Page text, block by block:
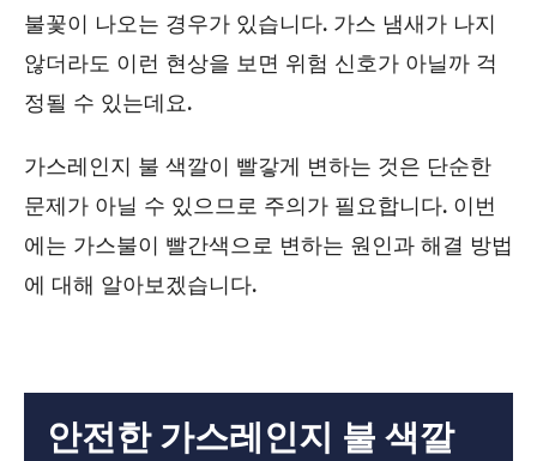
불꽃이 나오는 경우가 있습니다. 가스 냄새가 나지
않더라도 이런 현상을 보면 위험 신호가 아닐까 걱
정될 수 있는데요.
가스레인지 불 색깔이 빨갛게 변하는 것은 단순한
문제가 아닐 수 있으므로 주의가 필요합니다. 이번
에는 가스불이 빨간색으로 변하는 원인과 해결 방법
에 대해 알아보겠습니다.
안전한 가스레인지 불 색깔